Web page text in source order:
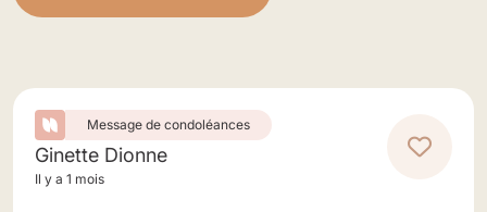
Message de condoléances
Ginette Dionne
Il y a 1 mois